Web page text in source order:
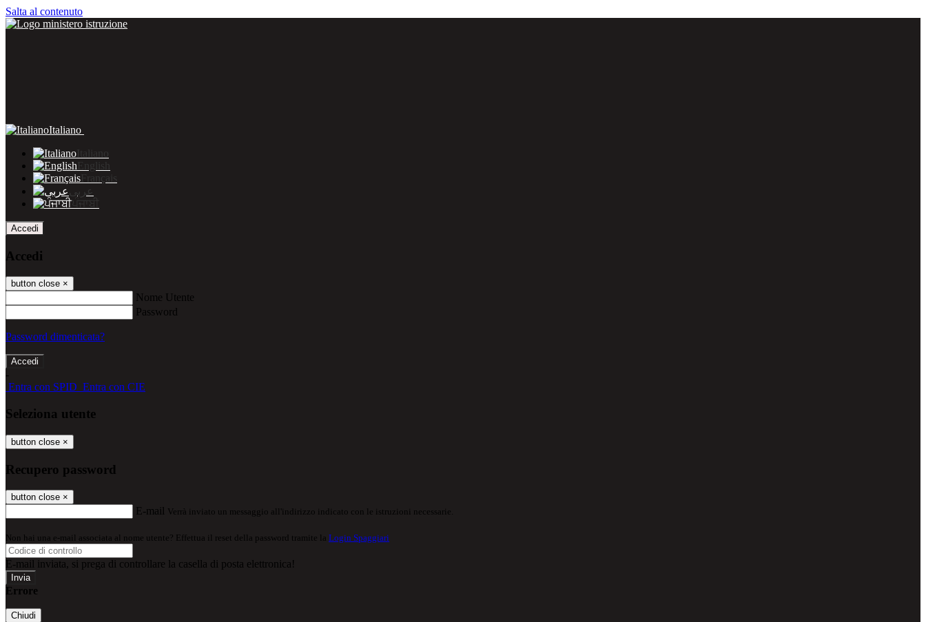
Salta al contenuto
Italiano
Italiano
English
Français
عربى
ਪੰਜਾਬੀ
Accedi
Accedi
button close ×
Nome Utente
Password
Password dimenticata?
-
Entra con SPID Entra con CIE
Seleziona utente
button close ×
Recupero password
button close ×
E-mail Verrà inviato un messaggio all'indirizzo indicato con le istruzioni necessarie.
Non hai una e-mail associata al nome utente? Effettua il reset della password tramite la Login Spaggiari
E-mail inviata, si prega di controllare la casella di posta elettronica!
Errore
Chiudi